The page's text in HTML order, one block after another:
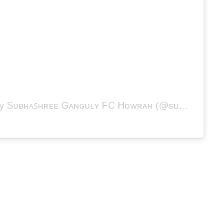
A post shared by Sᴜʙʜᴀꜱʜʀᴇᴇ Gᴀɴɢᴜʟʏ FC Hᴏᴡʀᴀʜ (@subhashreegangulyfanclubhowrah)